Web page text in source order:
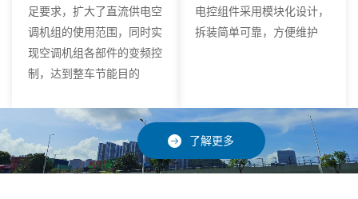
足要求，扩大了直流供电空
调机组的使用范围，同时实
现空调机组各部件的变频控
制，达到整车节能目的
电控组件采用模块化设计，
拆装简单可靠，方便维护
了解更多